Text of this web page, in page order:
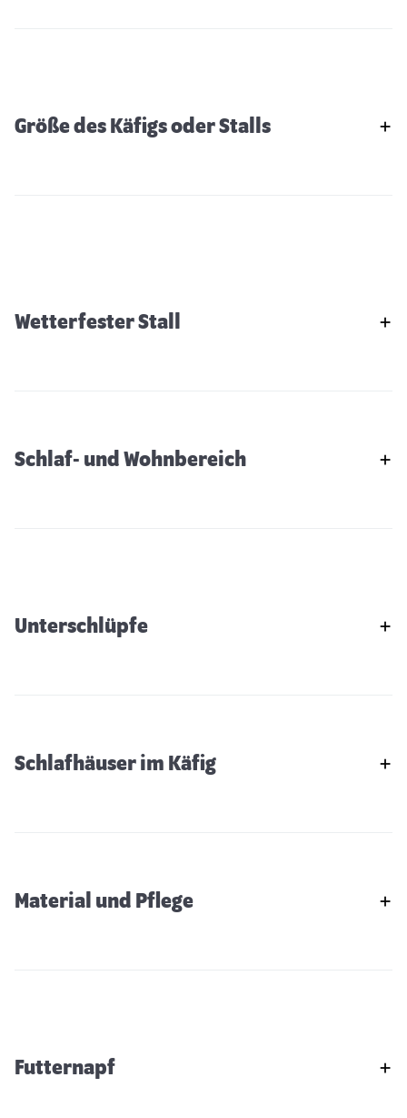
Größe des Käfigs oder Stalls
Wetterfester Stall
Schlaf- und Wohnbereich
Unterschlüpfe
Schlafhäuser im Käfig
Material und Pflege
Futternapf